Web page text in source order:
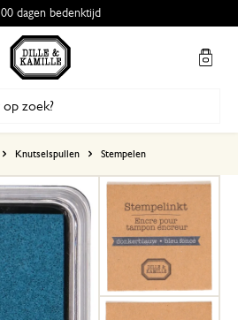
100 dagen bedenktijd
Knutselspullen Stempelen